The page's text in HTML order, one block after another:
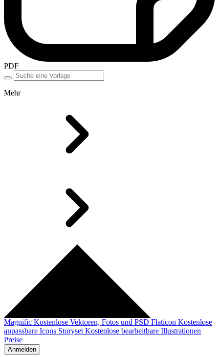
PDF
Mehr
Magnific Kostenlose Vektoren, Fotos und PSD Flaticon Kostenlose
anpassbare Icons Storyset Kostenlose bearbeitbare Illustrationen
Preise
Anmelden